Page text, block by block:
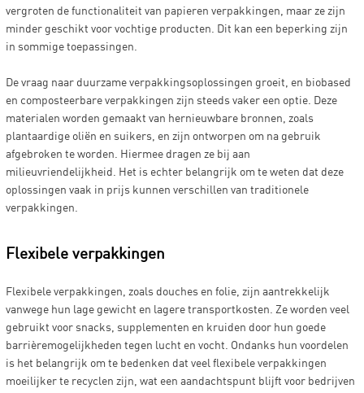
vergroten de functionaliteit van papieren verpakkingen, maar ze zijn
minder geschikt voor vochtige producten. Dit kan een beperking zijn
in sommige toepassingen.
De vraag naar duurzame verpakkingsoplossingen groeit, en biobased
en composteerbare verpakkingen zijn steeds vaker een optie. Deze
materialen worden gemaakt van hernieuwbare bronnen, zoals
plantaardige oliën en suikers, en zijn ontworpen om na gebruik
afgebroken te worden. Hiermee dragen ze bij aan
milieuvriendelijkheid. Het is echter belangrijk om te weten dat deze
oplossingen vaak in prijs kunnen verschillen van traditionele
verpakkingen.
Flexibele verpakkingen
Flexibele verpakkingen, zoals douches en folie, zijn aantrekkelijk
vanwege hun lage gewicht en lagere transportkosten. Ze worden veel
gebruikt voor snacks, supplementen en kruiden door hun goede
barrièremogelijkheden tegen lucht en vocht. Ondanks hun voordelen
is het belangrijk om te bedenken dat veel flexibele verpakkingen
moeilijker te recyclen zijn, wat een aandachtspunt blijft voor bedrijven